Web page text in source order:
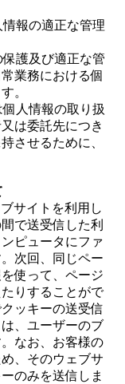
報の適正な管理
護及び適正な管
業務における個
。
人情報の取り扱
は委託先につき
させるために、
サイトを利用し
で送受信した利
ピュータにファ
次回、同じペー
使って、ページ
りすることがで
ッキーの送受信
、ユーザーのブ
なお、お客様の
、そのウェブサ
のみを送信しま